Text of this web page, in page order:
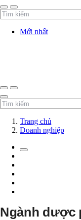
Mới nhất
Trang chủ
Doanh nghiệp
Ngành dược